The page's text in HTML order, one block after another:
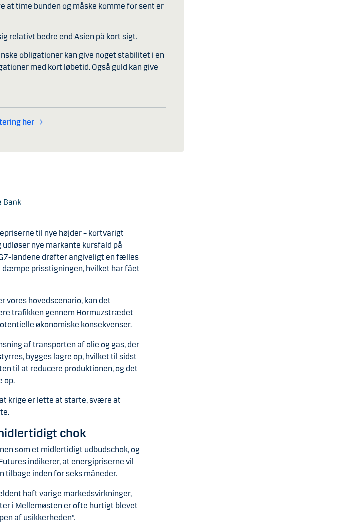
at time bunden og måske komme for sent er
relativt bedre end Asien på kort sigt.
obligationer kan give noget stabilitet i en
med kort løbetid. Også guld kan give
her
til nye højder – kortvarigt
udløser nye markante kursfald på
landene drøfter angiveligt en fælles
prisstigningen, hvilket har fået
vores hovedscenario, kan det
trafikken gennem Hormuzstrædet
økonomiske konsekvenser.
af transporten af olie og gas, der
bygges lagre op, hvilket til sidst
til at reducere produktionen, og det
op.
krige er lette at starte, svære at
chok
som et midlertidigt udbudschok, og
indikerer, at energipriserne vil
tilbage inden for seks måneder.
haft varige markedsvirkninger,
i Mellemøsten er ofte hurtigt blevet
af usikkerheden”.